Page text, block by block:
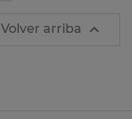
Volver arriba 